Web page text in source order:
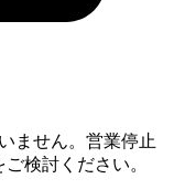
ません。営業停止
検討ください。